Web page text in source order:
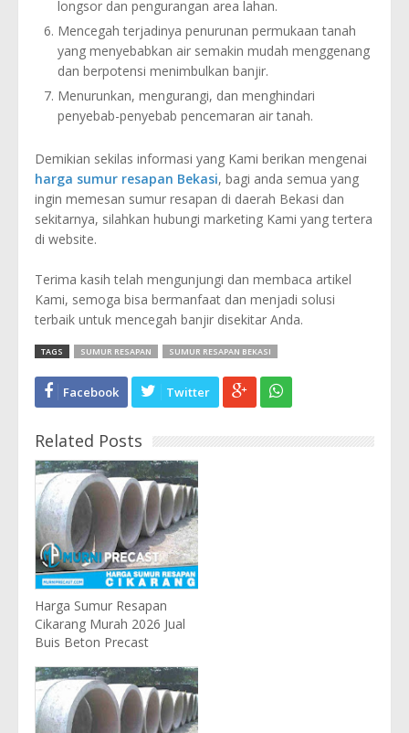
longsor dan pengurangan area lahan.
Mencegah terjadinya penurunan permukaan tanah
yang menyebabkan air semakin mudah menggenang
dan berpotensi menimbulkan banjir.
Menurunkan, mengurangi, dan menghindari
penyebab-penyebab pencemaran air tanah.
Demikian sekilas informasi yang Kami berikan mengenai
harga sumur resapan Bekasi, bagi anda semua yang
ingin memesan sumur resapan di daerah Bekasi dan
sekitarnya, silahkan hubungi marketing Kami yang tertera
di website.
Terima kasih telah mengunjungi dan membaca artikel
Kami, semoga bisa bermanfaat dan menjadi solusi
terbaik untuk mencegah banjir disekitar Anda.
TAGS SUMUR RESAPAN SUMUR RESAPAN BEKASI
Facebook Twitter
Related Posts
Harga Sumur Resapan
Cikarang Murah 2026 Jual
Buis Beton Precast